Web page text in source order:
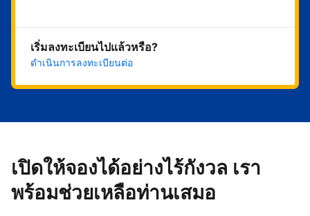
เริ่มลงทะเบียนไปแล้วหรือ?
ดำเนินการลงทะเบียนต่อ
เปิดให้จองได้อย่างไร้กังวล เรา
พร้อมช่วยเหลือท่านเสมอ